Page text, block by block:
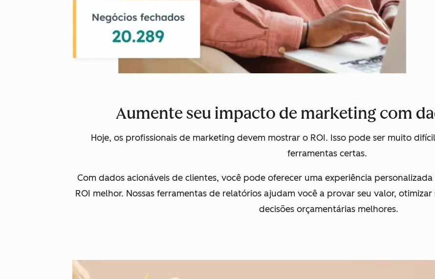
Aumente seu impacto de marketing com
Hoje, os profissionais de marketing devem mostrar o ROI. Isso pode ser muito
ferramentas certas.
Com dados acionáveis de clientes, você pode oferecer uma experiência
ROI melhor. Nossas ferramentas de relatórios ajudam você a provar seu valor,
decisões orçamentárias melhores.